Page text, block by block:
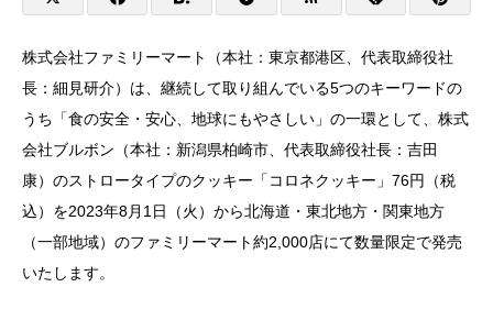
株式会社ファミリーマート（本社：東京都港区、代表取締役社
長：細見研介）は、継続して取り組んでいる5つのキーワードの
うち「食の安全・安心、地球にもやさしい」の一環として、株式
会社ブルボン（本社：新潟県柏崎市、代表取締役社長：吉田
康）のストロータイプのクッキー「コロネクッキー」76円（税
込）を2023年8月1日（火）から北海道・東北地方・関東地方
（一部地域）のファミリーマート約2,000店にて数量限定で発売
いたします。